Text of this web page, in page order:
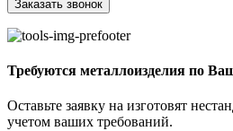
Требуются металлоизделия по
Оставьте заявку на изготовят
учетом ваших требований.